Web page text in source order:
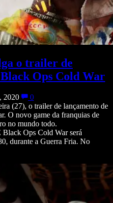
o trailer de
Ops Cold War
2020
0
(27), o trailer de lançamento de
O novo game da franquias de
no mundo todo.
Ops Cold War será
durante a Guerra Fria. No